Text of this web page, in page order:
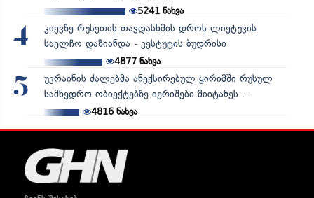
5241ნახვა
4
კიევზე რუსეთის თავდასხმის დროს ლიეტუვის
საელჩო დაზიანდა - კესტუტის ბუდრისი
4877ნახვა
5
უკრაინის ძალებმა ანექსირებულ ყირიმში რუსულ
სამხედრო ობიექტებზე იერიშები მიიტანეს...
4816ნახვა